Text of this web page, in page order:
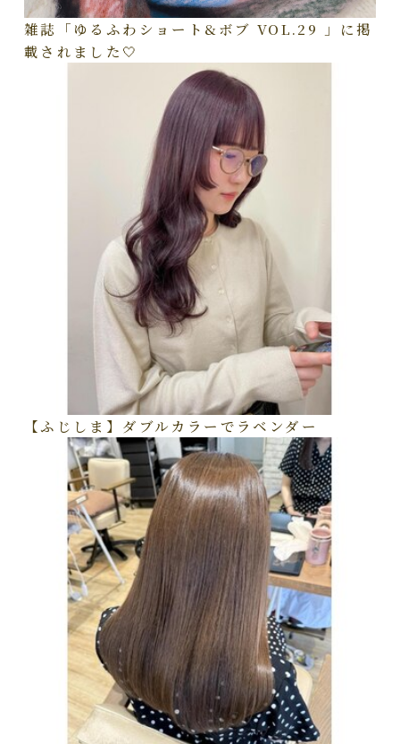
雑誌「ゆるふわショート&ボブ VOL.29 」に掲
載されました🤍
【ふじしま】ダブルカラーでラベンダー